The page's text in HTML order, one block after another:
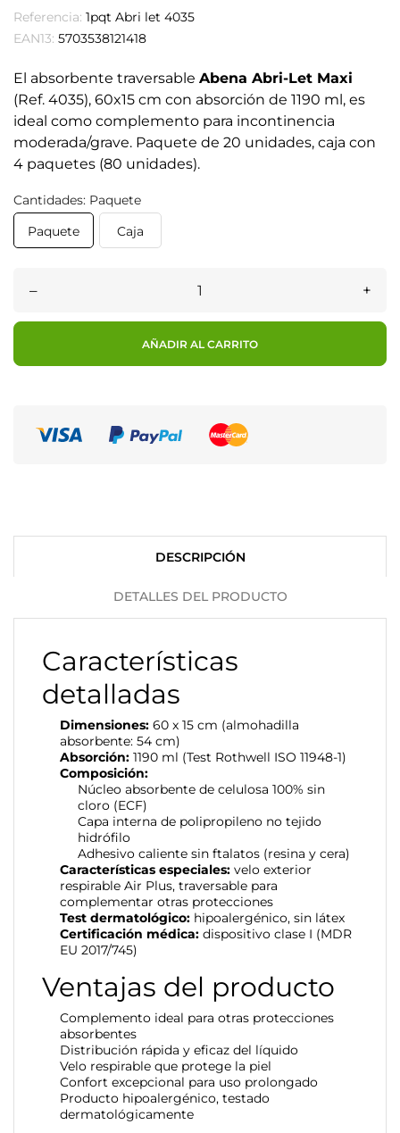
Referencia: 1pqt Abri let 4035
EAN13: 5703538121418
El absorbente traversable Abena Abri-Let Maxi
(Ref. 4035), 60x15 cm con absorción de 1190 ml, es
ideal como complemento para incontinencia
moderada/grave. Paquete de 20 unidades, caja con
4 paquetes (80 unidades).
Cantidades: Paquete
Paquete
Caja
– +
AÑADIR AL CARRITO
DESCRIPCIÓN
DETALLES DEL PRODUCTO
Características
detalladas
Dimensiones: 60 x 15 cm (almohadilla
absorbente: 54 cm)
Absorción: 1190 ml (Test Rothwell ISO 11948-1)
Composición:
Núcleo absorbente de celulosa 100% sin
cloro (ECF)
Capa interna de polipropileno no tejido
hidrófilo
Adhesivo caliente sin ftalatos (resina y cera)
Características especiales: velo exterior
respirable Air Plus, traversable para
complementar otras protecciones
Test dermatológico: hipoalergénico, sin látex
Certificación médica: dispositivo clase I (MDR
EU 2017/745)
Ventajas del producto
Complemento ideal para otras protecciones
absorbentes
Distribución rápida y eficaz del líquido
Velo respirable que protege la piel
Confort excepcional para uso prolongado
Producto hipoalergénico, testado
dermatológicamente